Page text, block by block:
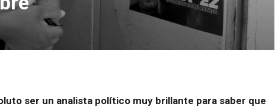
ser un analista político muy brillante para saber que